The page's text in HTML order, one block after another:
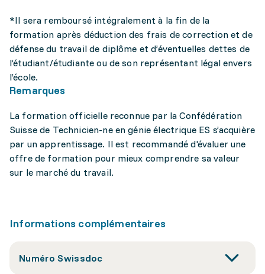
*Il sera remboursé intégralement à la fin de la
formation après déduction des frais de correction et de
défense du travail de diplôme et d’éventuelles dettes de
l’étudiant/étudiante ou de son représentant légal envers
l’école.
Remarques
La formation officielle reconnue par la Confédération
Suisse de Technicien-ne en génie électrique ES s’acquière
par un apprentissage. Il est recommandé d'évaluer une
offre de formation pour mieux comprendre sa valeur
sur le marché du travail.
Informations complémentaires
Numéro Swissdoc